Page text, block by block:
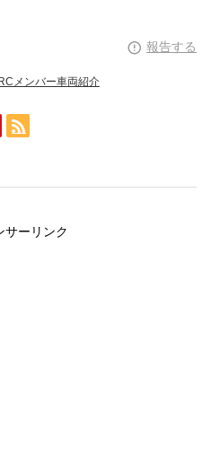
報告する
メンバー車両紹介
サーリンク